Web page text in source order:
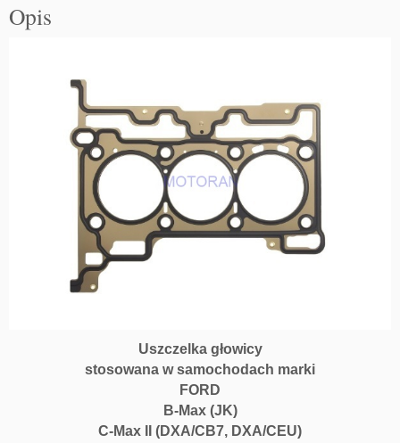
Opis
Uszczelka głowicy
stosowana w samochodach marki
FORD
B-Max (JK)
C-Max II (DXA/CB7, DXA/CEU)